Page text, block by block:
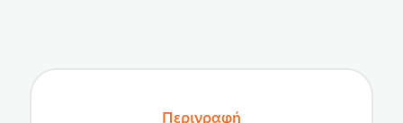
Περιγραφή